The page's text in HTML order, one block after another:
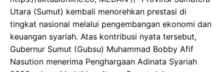
Utara (Sumut) kembali menorehkan prestasi di
tingkat nasional melalui pengembangan ekonomi dan
keuangan syariah. Atas kontribusi nyata tersebut,
Gubernur Sumut (Gubsu) Muhammad Bobby Afif
Nasution menerima Penghargaan Adinata Syariah